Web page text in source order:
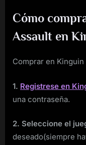
Cómo
Assault en
Comprar en
1. Registrese en
una contraseña.
2. Seleccione el
deseado(siempre